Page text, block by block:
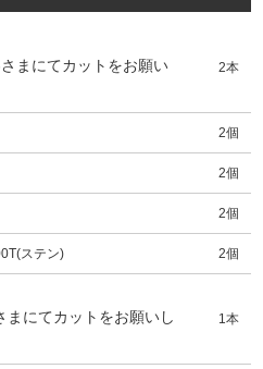
まにてカットをお願い
2本
2個
2個
2個
ステン) 2個
にてカットをお願いし
1本